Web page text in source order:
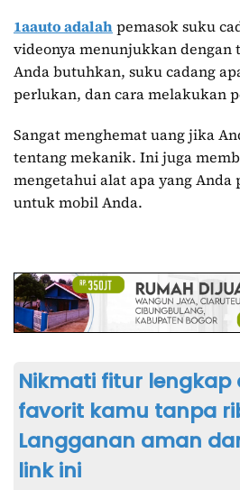
1aauto adalahpemasok suku
videonya menunjukkan dengan
Anda butuhkan, suku cadang
perlukan, dan cara melakukan
Sangat menghemat uang jika
tentang mekanik. Ini juga
mengetahui alat apa yang
untuk mobil Anda.
Nikmati fitur lengkap
favorit kamu tanpa
Langganan aman
link ini